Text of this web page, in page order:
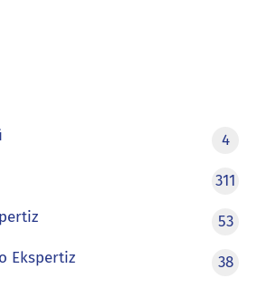
4
311
53
Ekspertiz
38